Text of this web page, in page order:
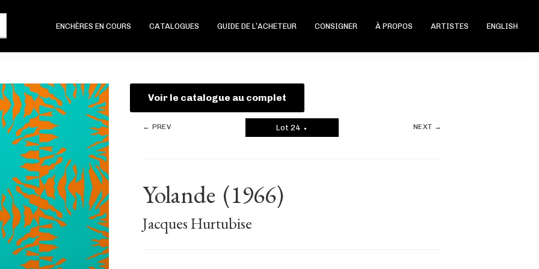
ENCHÈRES EN COURS CATALOGUES GUIDE DE L’ACHETEUR CONSIGNER À PROPOS ARTISTES ENGLISH
Voir le catalogue au complet
← PREV Lot 24 ▼ NEXT →
Yolande (1966)
Jacques Hurtubise